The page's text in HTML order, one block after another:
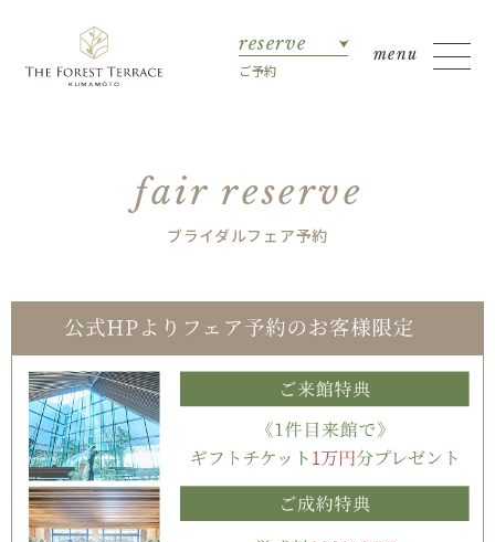
reserve
ご予約
fair reserve
ブライダルフェア予約